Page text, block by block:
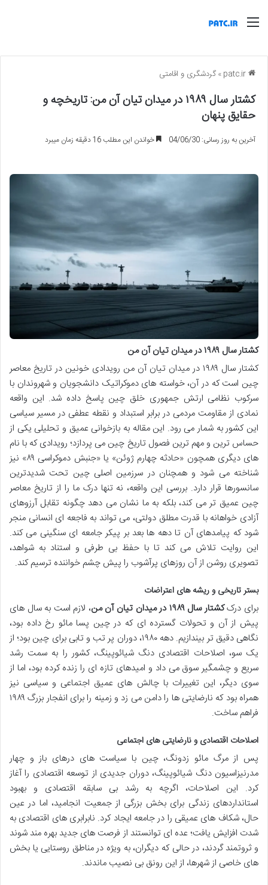
منو
»گردشگری و اقامتی
کشتار سال ۱۹۸۹ در میدان تیان آن من: تاریخچه و
حقایق پنهان
آخرین به روز رسانی: 04/06/30 خواندن این مطلب 16 دقیقه زمان میبرد
کشتار سال ۱۹۸۹ در میدان تیان آن من
کشتار سال ۱۹۸۹ در میدان تیان آن من رویدادی خونین در تاریخ معاصر
چین است که در آن، خواسته های دموکراتیک دانشجویان و شهروندان با
سرکوب نظامی ارتش جمهوری خلق چین پاسخ داده شد. این واقعه
نمادی از مقاومت مردمی در برابر استبداد و نقطه عطفی در مسیر سیاسی
این کشور به شمار می رود. این مقاله به بازخوانی عمیق و تحلیلی یکی از
حساس ترین و مهم ترین فصول تاریخ چین می پردازد؛ رویدادی که با نام
های دیگری همچون «حادثه چهارم ژوئن» یا «جنبش دموکراسی ۸۹» نیز
شناخته می شود و همچنان در سرزمین اصلی چین تحت شدیدترین
سانسورها قرار دارد. بررسی این واقعه، نه تنها درک ما را از تاریخ معاصر
چین عمیق تر می کند، بلکه به ما نشان می دهد چگونه تقابل آرزوهای
آزادی خواهانه با قدرت مطلق دولتی، می تواند به فاجعه ای انسانی منجر
شود که پیامدهای آن تا دهه ها بعد بر پیکر جامعه ای سنگینی می کند.
این روایت تلاش می کند تا با حفظ بی طرفی و استناد به شواهد،
تصویری روشن از آن روزهای پرآشوب را پیش چشم خواننده ترسیم کند.
بستر تاریخی و ریشه های اعتراضات
برای درککشتار سال ۱۹۸۹ در میدان تیان آن من
، لازم است به سال های
پیش از آن و تحولات گسترده ای که در چین پسا مائو رخ داده بود،
نگاهی دقیق تر بیندازیم. دهه ۱۹۸۰، دوران پر تب و تابی برای چین بود؛ از
یک سو، اصلاحات اقتصادی دنگ شیائوپینگ، کشور را به سمت رشد
سریع و چشمگیر سوق می داد و امیدهای تازه ای را زنده کرده بود، اما از
سوی دیگر، این تغییرات با چالش های عمیق اجتماعی و سیاسی نیز
همراه بود که نارضایتی ها را دامن می زد و زمینه را برای انفجار بزرگ ۱۹۸۹
فراهم ساخت.
اصلاحات اقتصادی و نارضایتی های اجتماعی
پس از مرگ مائو زدونگ، چین با سیاست های درهای باز و چهار
مدرنیزاسیون دنگ شیائوپینگ، دوران جدیدی از توسعه اقتصادی را آغاز
کرد. این اصلاحات، اگرچه به رشد بی سابقه اقتصادی و بهبود
استانداردهای زندگی برای بخش بزرگی از جمعیت انجامید، اما در عین
حال، شکاف های عمیقی را در جامعه ایجاد کرد. نابرابری های اقتصادی به
شدت افزایش یافت؛ عده ای توانستند از فرصت های جدید بهره مند شوند
و ثروتمند گردند، در حالی که دیگران، به ویژه در مناطق روستایی یا بخش
های خاصی از شهرها، از این رونق بی نصیب ماندند.